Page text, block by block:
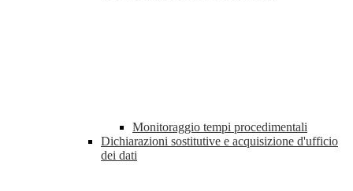
Monitoraggio tempi procedimentali
Dichiarazioni sostitutive e acquisizione d'ufficio
dei dati